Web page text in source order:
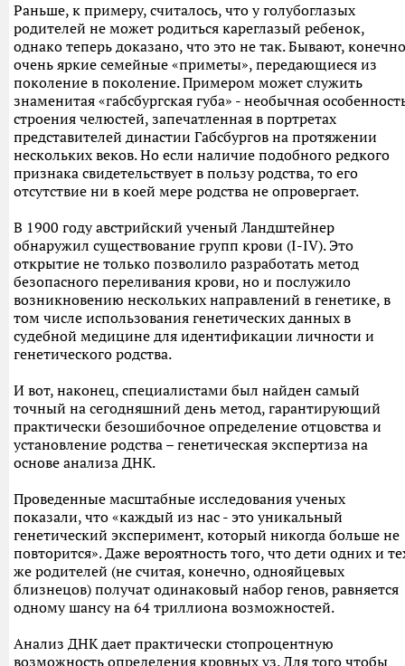
Раньше, к примеру, считалось, что у голубоглазых
родителей не может родиться кареглазый ребенок,
однако теперь доказано, что это не так. Бывают,
очень яркие семейные «приметы», передающиеся из
поколение в поколение. Примером может служить
знаменитая «габсбургская губа» - необычная
строения челюстей, запечатленная в портретах
представителей династии Габсбургов на протяжении
нескольких веков. Но если наличие подобного редкого
признака свидетельствует в пользу родства, то его
отсутствие ни в коей мере родства не опровергает.
В 1900 году австрийский ученый Ландштейнер
обнаружил существование групп крови (I-IV). Это
открытие не только позволило разработать метод
безопасного переливания крови, но и послужило
возникновению нескольких направлений в генетике, в
том числе использования генетических данных в
судебной медицине для идентификации личности и
генетического родства.
И вот, наконец, специалистами был найден самый
точный на сегодняшний день метод, гарантирующий
практически безошибочное определение отцовства и
установление родства – генетическая экспертиза на
основе анализа ДНК.
Проведенные масштабные исследования ученых
показали, что «каждый из нас - это уникальный
генетический эксперимент, который никогда больше не
повторится». Даже вероятность того, что дети одних и
же родителей (не считая, конечно, однояйцевых
близнецов) получат одинаковый набор генов, равняется
одному шансу на 64 триллиона возможностей.
Анализ ДНК дает практически стопроцентную
возможность определения кровных уз. Для того чтобы